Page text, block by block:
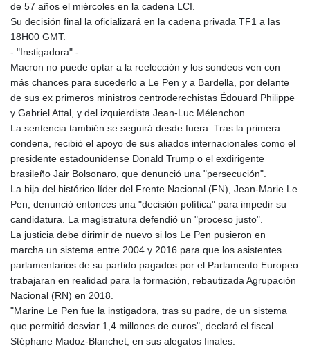
de 57 años el miércoles en la cadena LCI.
Su decisión final la oficializará en la cadena privada TF1 a las
18H00 GMT.
- "Instigadora" -
Macron no puede optar a la reelección y los sondeos ven con
más chances para sucederlo a Le Pen y a Bardella, por delante
de sus ex primeros ministros centroderechistas Édouard Philippe
y Gabriel Attal, y del izquierdista Jean-Luc Mélenchon.
La sentencia también se seguirá desde fuera. Tras la primera
condena, recibió el apoyo de sus aliados internacionales como el
presidente estadounidense Donald Trump o el exdirigente
brasileño Jair Bolsonaro, que denunció una "persecución".
La hija del histórico líder del Frente Nacional (FN), Jean-Marie Le
Pen, denunció entonces una "decisión política" para impedir su
candidatura. La magistratura defendió un "proceso justo".
La justicia debe dirimir de nuevo si los Le Pen pusieron en
marcha un sistema entre 2004 y 2016 para que los asistentes
parlamentarios de su partido pagados por el Parlamento Europeo
trabajaran en realidad para la formación, rebautizada Agrupación
Nacional (RN) en 2018.
"Marine Le Pen fue la instigadora, tras su padre, de un sistema
que permitió desviar 1,4 millones de euros", declaró el fiscal
Stéphane Madoz-Blanchet, en sus alegatos finales.